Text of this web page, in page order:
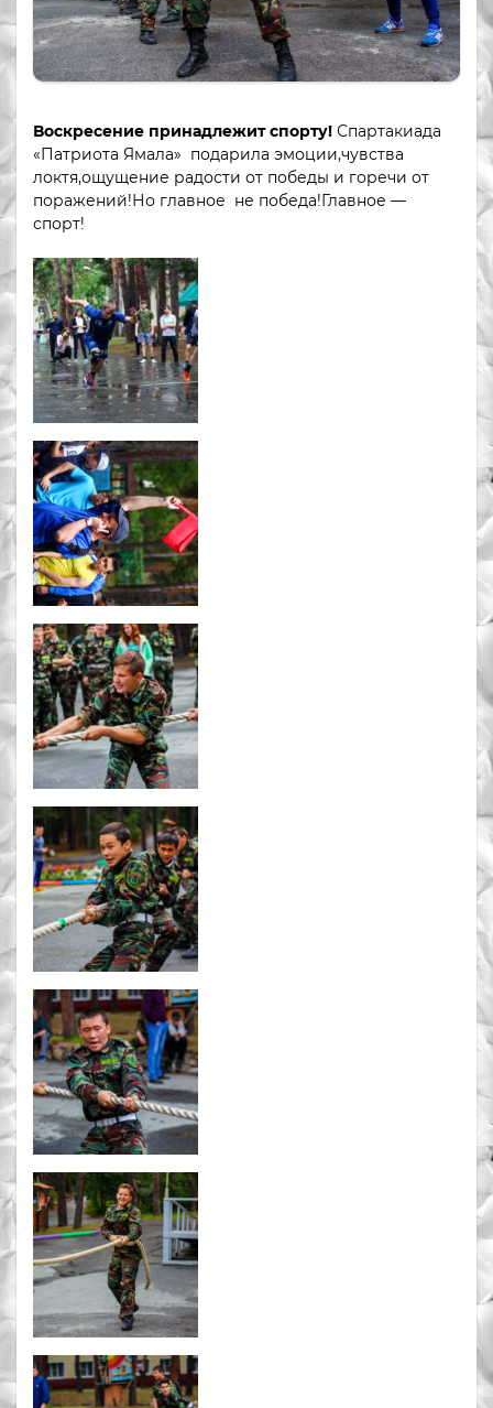
Воскресение принадлежит спорту! Спартакиада
«Патриота Ямала» подарила эмоции,чувства
локтя,ощущение радости от победы и горечи от
поражений!Но главное не победа!Главное —
спорт!